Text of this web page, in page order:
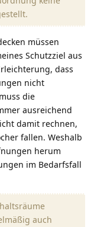
müssen
Schutzziel aus
dass
nicht
die
ausreichend
damit rechnen,
fallen. Weshalb
herum
im Bedarfsfall
auch